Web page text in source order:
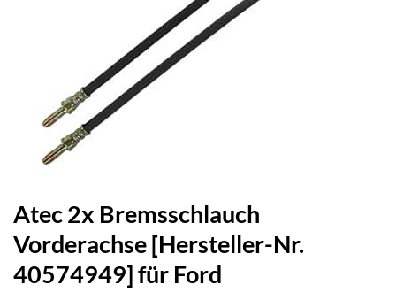
Atec 2x Bremsschlauch
Vorderachse [Hersteller-Nr.
40574949] für Ford